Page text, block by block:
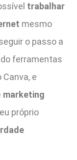
trabalhar
mesmo
o passo a
ferramentas
e
marketing
próprio